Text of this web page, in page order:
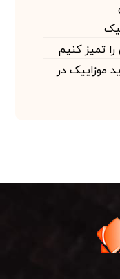
تمیز کنیم
موزاییک در